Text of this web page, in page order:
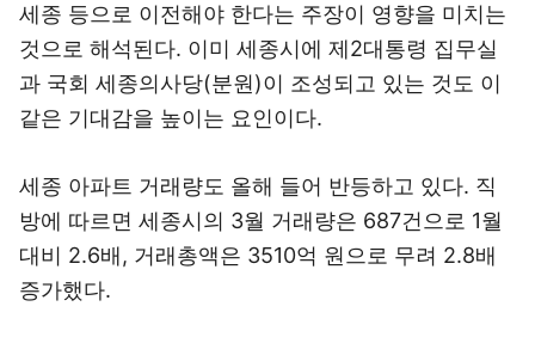
세종 등으로 이전해야 한다는 주장이 영향을 미치는
것으로 해석된다. 이미 세종시에 제2대통령 집무실
과 국회 세종의사당(분원)이 조성되고 있는 것도 이
같은 기대감을 높이는 요인이다.
세종 아파트 거래량도 올해 들어 반등하고 있다. 직
방에 따르면 세종시의 3월 거래량은 687건으로 1월
대비 2.6배, 거래총액은 3510억 원으로 무려 2.8배
증가했다.